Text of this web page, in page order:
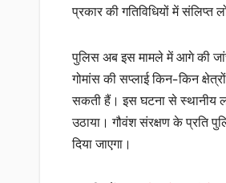
प्रकार की गतिविधियों में संलिप्त
पुलिस अब इस मामले में आगे की
गोमांस की सप्लाई किन-किन
सकती हैं। इस घटना से स्थानीय
उठाया। गौवंश संरक्षण के प्रति
दिया जाएगा।